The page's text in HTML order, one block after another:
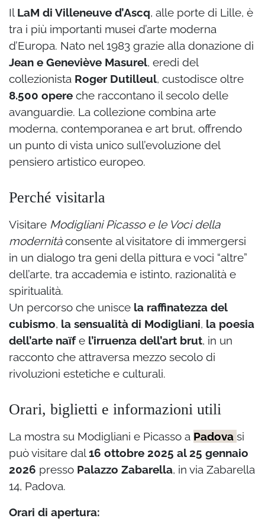
Il LaM di Villeneuve d’Ascq, alle porte di Lille, è
tra i più importanti musei d’arte moderna
d’Europa. Nato nel 1983 grazie alla donazione di
Jean e Geneviève Masurel, eredi del
collezionista Roger Dutilleul, custodisce oltre
8.500 opere che raccontano il secolo delle
avanguardie. La collezione combina arte
moderna, contemporanea e art brut, offrendo
un punto di vista unico sull’evoluzione del
pensiero artistico europeo.
Perché visitarla
Visitare Modigliani Picasso e le Voci della
modernitàconsente al visitatore di immergersi
in un dialogo tra geni della pittura e voci “altre”
dell’arte, tra accademia e istinto, razionalità e
spiritualità.
Un percorso che unisce la raffinatezza del
cubismo, la sensualità di Modigliani, la poesia
dell’arte naïfe l’irruenza dell’art brut, in un
racconto che attraversa mezzo secolo di
rivoluzioni estetiche e culturali.
Orari, biglietti e informazioni utili
La mostra su Modigliani e Picasso a Padova si
può visitare dal16 ottobre 2025 al 25 gennaio
2026 presso Palazzo Zabarella, in via Zabarella
14, Padova.
Orari di apertura: